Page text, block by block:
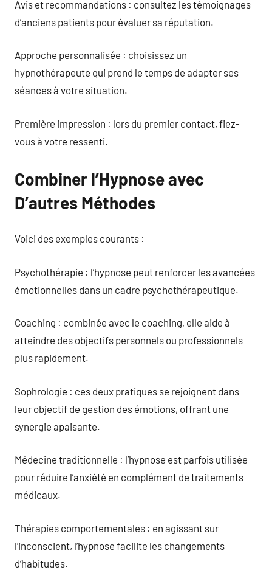
Avis et recommandations : consultez les témoignages
d’anciens patients pour évaluer sa réputation.
Approche personnalisée : choisissez un
hypnothérapeute qui prend le temps de adapter ses
séances à votre situation.
Première impression : lors du premier contact, fiez-
vous à votre ressenti.
Combiner l’Hypnose avec
D’autres Méthodes
Voici des exemples courants :
Psychothérapie : l’hypnose peut renforcer les avancées
émotionnelles dans un cadre psychothérapeutique.
Coaching : combinée avec le coaching, elle aide à
atteindre des objectifs personnels ou professionnels
plus rapidement.
Sophrologie : ces deux pratiques se rejoignent dans
leur objectif de gestion des émotions, offrant une
synergie apaisante.
Médecine traditionnelle : l’hypnose est parfois utilisée
pour réduire l’anxiété en complément de traitements
médicaux.
Thérapies comportementales : en agissant sur
l’inconscient, l’hypnose facilite les changements
d’habitudes.